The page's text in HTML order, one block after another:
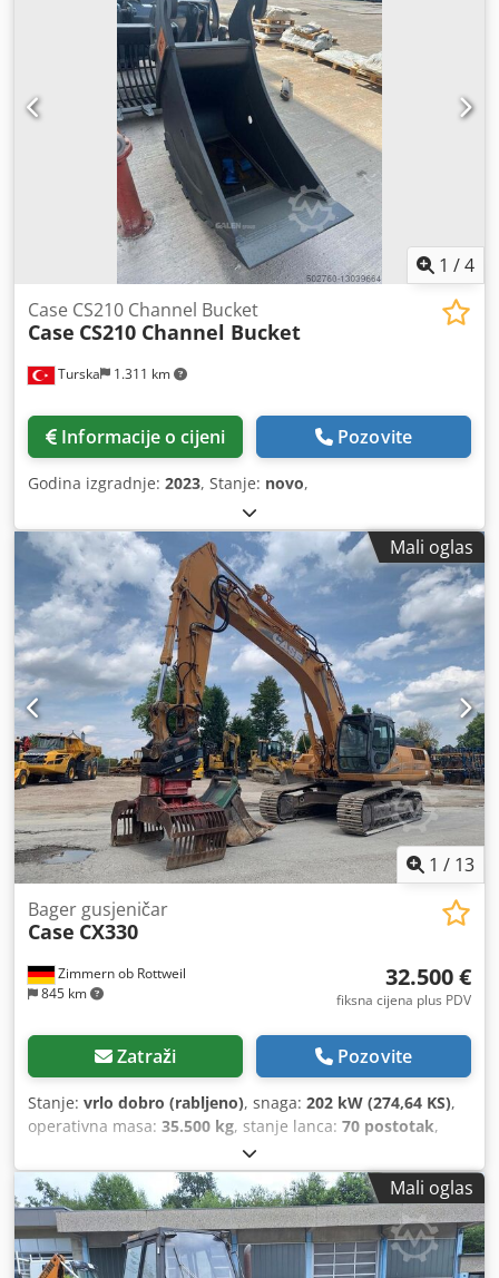
1 /4
Turska 1.311 km
Case CS210 Channel Bucket
Case CS210 Channel Bucket
Informacije o cijeni Pozovite
Godina izgradnje: 2023, Stanje: novo,
Mali oglas
1 / 13
Zimmern ob Rottweil
845 km
Bager gusjeničar
Case CX330
32.500 €
fiksna cijena plus PDV
Zatraži Pozovite
Stanje: vrlo dobro (rabljeno), snaga: 202 kW (274,64 KS),
operativna masa: 35.500 kg, stanje lanca: 70 postotak,
, radni sati:
klima-uređaj,
Mali oglas